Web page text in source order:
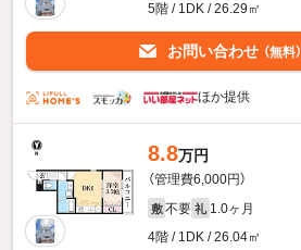
5階 / 1DK / 26.29㎡
お問い合わせ （無料）
ほか提供
8.8万円
（管理費6,000円）
敷 不要 礼 1.0ヶ月
4階 / 1DK / 26.04㎡